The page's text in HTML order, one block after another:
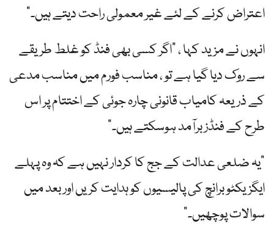
اعتراض کرنے کے لئے غیر معمولی راحت دیتے ہیں۔”
انہوں نے مزید کہا ، "اگر کسی بھی فنڈ کو غلط طریقے
سے روک دیا گیا ہے تو ، مناسب فورم میں مناسب مدعی
کے ذریعہ کامیاب قانونی چارہ جوئی کے اختتام پر اس
طرح کے فنڈز برآمد ہوسکتے ہیں۔”
"یہ ضلعی عدالت کے جج کا کردار نہیں ہے کہ وہ پہلے
ایگزیکٹو برانچ کی پالیسیوں کو ہدایت کریں اور بعد میں
سوالات پوچھیں۔”